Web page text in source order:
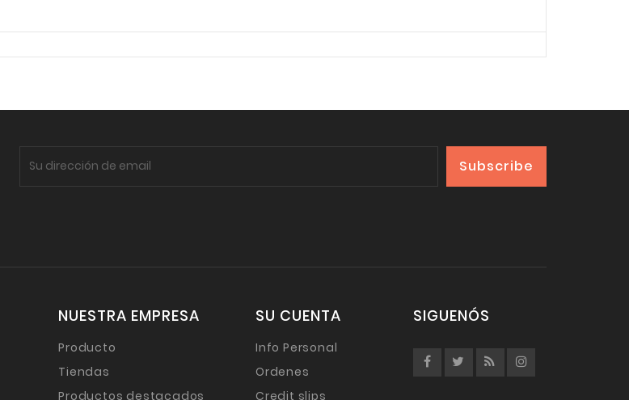
NUESTRA EMPRESA
Producto
Tiendas
Productos destacados
SU CUENTA
Info Personal
Ordenes
Credit slips
SIGUENÓS